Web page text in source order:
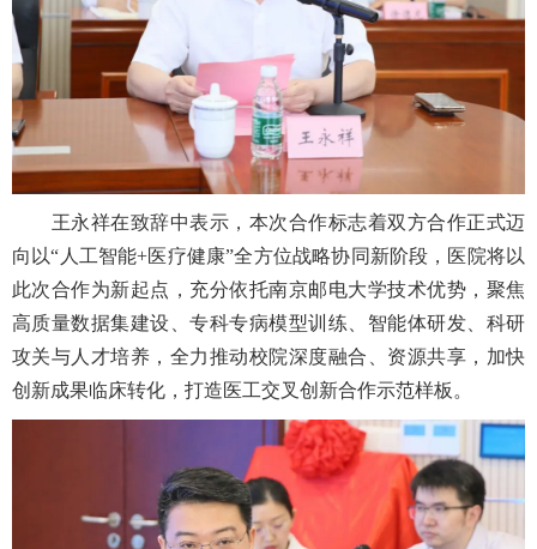
王永祥在致辞中表示，本次合作标志着双方合作正式迈
向以“人工智能+医疗健康”全方位战略协同新阶段，医院将以
此次合作为新起点，充分依托南京邮电大学技术优势，聚焦
高质量数据集建设、专科专病模型训练、智能体研发、科研
攻关与人才培养，全力推动校院深度融合、资源共享，加快
创新成果临床转化，打造医工交叉创新合作示范样板。